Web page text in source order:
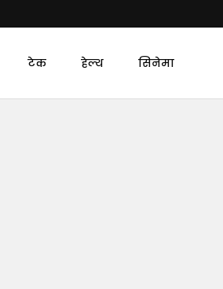
टेक हेल्थ सिनेमा